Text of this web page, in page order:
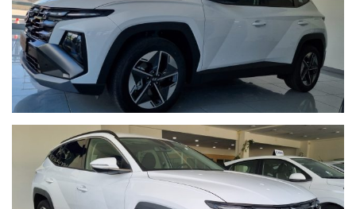
Bosetti Autostore vi offre un panorama di servizi per rispondere
alle vostre esigenze:
-Le nostre vetture vengono consegnate con un tagliando
completo
-Possibilità di estensione della garanzia.
-Km certificati.
-Certificazione dello stato d'uso.
-Carrozzeria
VI ASPETTIAMO!!!
Trento, Via Alto Adige 216